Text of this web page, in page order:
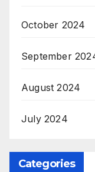
October 2024
September
August 2024
July 2024
Categories